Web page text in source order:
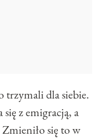
trzymali dla siebie.
z emigracją, a
się to w